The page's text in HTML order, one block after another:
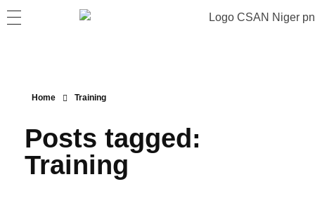
Home Training
Posts tagged:
Training